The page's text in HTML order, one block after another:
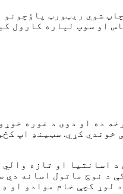
شوي ریټورټ
او سوپ لپاره کارول
ده او دوی د غوره
خوندي کړي. سټینډ اپ
د اسانتیا او تازه
د نوچ ماتول اسانه دي
لوړ کچې خام موادو او